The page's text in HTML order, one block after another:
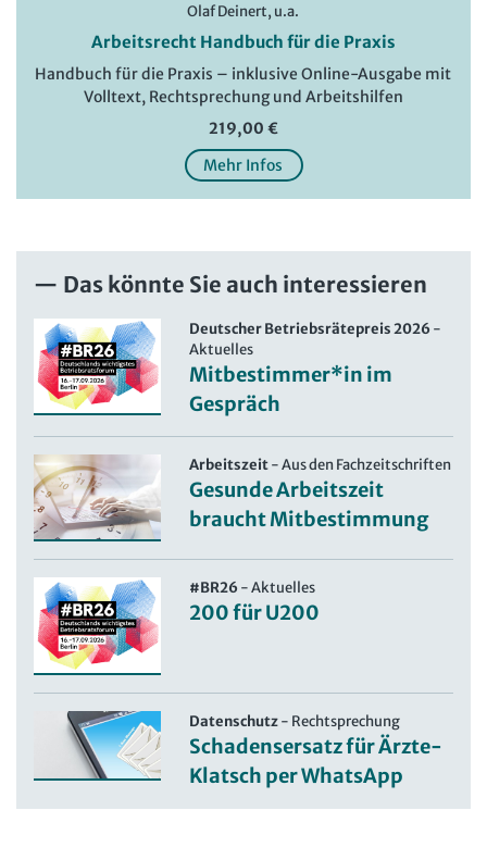
Olaf Deinert, u.a.
Arbeitsrecht Handbuch für die Praxis
Handbuch für die Praxis – inklusive Online-Ausgabe mit
Volltext, Rechtsprechung und Arbeitshilfen
219,00 €
Mehr Infos
Das könnte Sie auch interessieren
Deutscher Betriebsrätepreis 2026-
Aktuelles
Mitbestimmer*in im
Gespräch
Arbeitszeit-Aus den Fachzeitschriften
Gesunde Arbeitszeit
braucht Mitbestimmung
#BR26-Aktuelles
200 für U200
Datenschutz- Rechtsprechung
Schadensersatz für Ärzte-
Klatsch per WhatsApp